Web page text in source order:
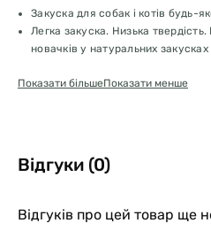
Закуска для собак і котів будь-
Легка закуска. Низька твердість.
новачків у натуральних закусках
Використовуйте його як
Натуральна закуска
Ласощі з сирої яловичої печінки -
Показати більшеПоказати менше
Відгуки (0)
Відгуків про цей товар ще